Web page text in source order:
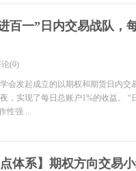
百一”日内交易战队，
(0)
会发起成立的以期权和期货日内交
，实现了每日总账户1%的收益。
性强 ...
体系】期权方向交易